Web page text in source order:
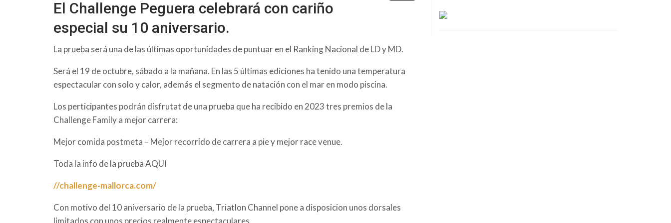
El Challenge Peguera celebrará con cariño
especial su 10 aniversario.
La prueba será una de las últimas oportunidades de puntuar en el Ranking Nacional de LD y MD.
Será el 19 de octubre, sábado a la mañana. En las 5 últimas ediciones ha tenido una temperatura
espectacular con solo y calor, además el segmento de natación con el mar en modo piscina.
Los perticipantes podrán disfrutat de una prueba que ha recibido en 2023 tres premios de la
Challenge Family a mejor carrera:
Mejor comida postmeta – Mejor recorrido de carrera a pie y mejor race venue.
Toda la info de la prueba AQUI
//challenge-mallorca.com/
Con motivo del 10 aniversario de la prueba, Triatlon Channel pone a disposicion unos dorsales
limitados con unos precios realmente espectaculares